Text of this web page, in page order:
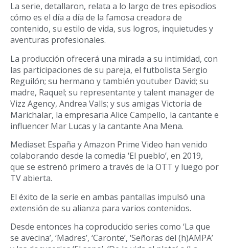
La serie, detallaron, relata a lo largo de tres episodios
cómo es el día a día de la famosa creadora de
contenido, su estilo de vida, sus logros, inquietudes y
aventuras profesionales.
La producción ofrecerá una mirada a su intimidad, con
las participaciones de su pareja, el futbolista Sergio
Reguilón; su hermano y también youtuber David; su
madre, Raquel; su representante y talent manager de
Vizz Agency, Andrea Valls; y sus amigas Victoria de
Marichalar, la empresaria Alice Campello, la cantante e
influencer Mar Lucas y la cantante Ana Mena.
Mediaset España y Amazon Prime Video han venido
colaborando desde la comedia ‘El pueblo’, en 2019,
que se estrenó primero a través de la OTT y luego por
TV abierta.
El éxito de la serie en ambas pantallas impulsó una
extensión de su alianza para varios contenidos.
Desde entonces ha coproducido series como ‘La que
se avecina’, ‘Madres’, ‘Caronte’, ‘Señoras del (h)AMPA’